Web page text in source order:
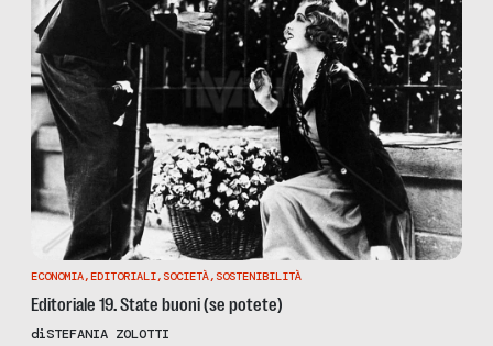
ECONOMIA,EDITORIALI, SOCIETÀ, SOSTENIBILITÀ
Editoriale 19. State buoni (se potete)
diSTEFANIA ZOLOTTI